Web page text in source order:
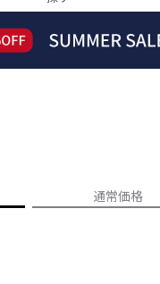
すべての記事
人気記事ランキング
通常価格